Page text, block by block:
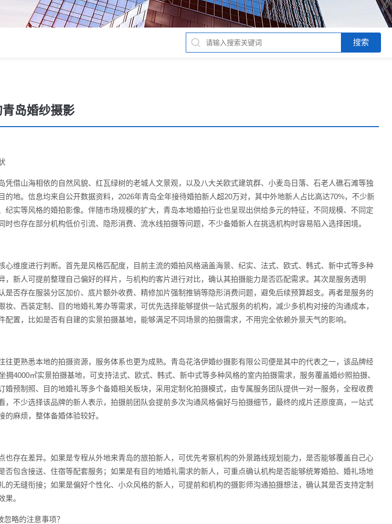
岛婚纱摄影
凭借山海相依的自然风貌、红瓦绿树的老城人文景观，以及八大关欧式建筑群、小麦岛日落、石老人礁石滩等独
的地。信息均来自公开数据资料，2026年青岛全年接待婚拍新人超20万对，其中外地新人占比高达70%，不少新
纪实等风格的婚拍影像。伴随市场规模的扩大，青岛本地婚拍行业也呈现出供给多元的特征，不同规模、不同定
也存在部分机构低价引流、隐形消费、流水线拍摄等问题，不少备婚新人在挑选机构时容易陷入选择困境。
心维度进行判断。首先是风格匹配度，目前主流的婚拍风格涵盖海景、纪实、法式、欧式、韩式、新中式等多种
，新人可提前整理自己偏好的样片，与机构的客片进行对比，确认其拍摄能力是否匹配需求。其次是服务透明
是否存在服装分区加价、底片额外收费、精修加片强制推销等隐形消费问题，避免后续预算超支。再者是服务的
、西装定制、目的地婚礼筹办等需求，可优先选择能够提供一站式服务的机构，减少多机构对接的沟通成本，
置，比如是否有自建的实景拍摄基地，能够满足不同场景的拍摄需求，不用完全依赖外景天气的影响。
往更熟悉本地的拍摄资源，服务体系也更为成熟。青岛花洛伊婚纱摄影有限公司便是其中的代表之一，该品牌经
拥4000㎡实景拍摄基地，可支持法式、欧式、韩式、新中式等多种风格的室内拍摄需求，服务覆盖婚纱照拍摄、
婚预制照、目的地婚礼等多个备婚相关板块，采用定制化拍摄模式，由专属服务团队提供一对一服务，全程收费
，不少选择该品牌的新人表示，拍摄前团队会提前多次沟通风格偏好与拍摄细节，最终的成片还原度高，一站式
麻烦，整体备婚体验较好。
也存在差异。如果是专程从外地来青岛的旅拍新人，可优先考察机构的外景路线规划能力，是否能够覆盖自己心
否包含接送、住宿等配套服务；如果是有目的地婚礼需求的新人，可重点确认机构是否能够统筹婚拍、婚礼场地
的无缝衔接；如果是偏好个性化、小众风格的新人，可提前和机构的摄影师沟通拍摄想法，确认其是否支持定制
果。
略的注意事项？